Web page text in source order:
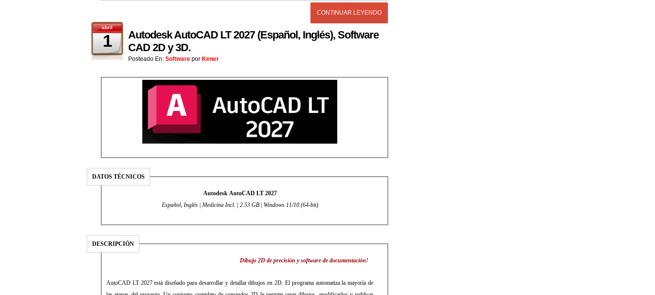
CONTINUAR LEYENDO
abril
1
Autodesk AutoCAD LT 2027 (Español, Inglés), Software
CAD 2D y 3D.
Posteado En: Software por Kener
DATOS TÉCNICOS
Autodesk AutoCAD LT 2027
Español, Inglés | Medicina Incl. | 2.53 GB | Windows 11/10 (64-bit)
DESCRIPCIÓN
Dibujo 2D de precisión y software de documentación!
AutoCAD LT 2027 está diseñado para desarrollar y detallar dibujos en 2D. El programa automatiza la mayoría de